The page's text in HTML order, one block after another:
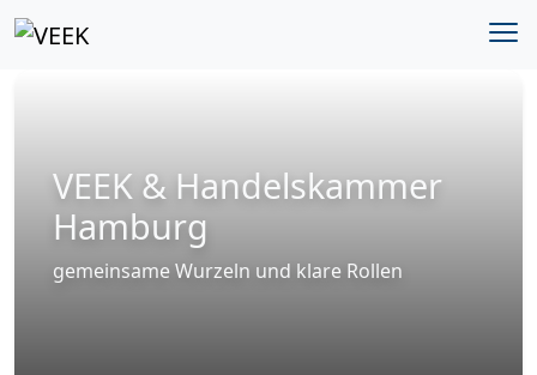
VEEK & Handelskammer
Hamburg
gemeinsame Wurzeln und klare Rollen